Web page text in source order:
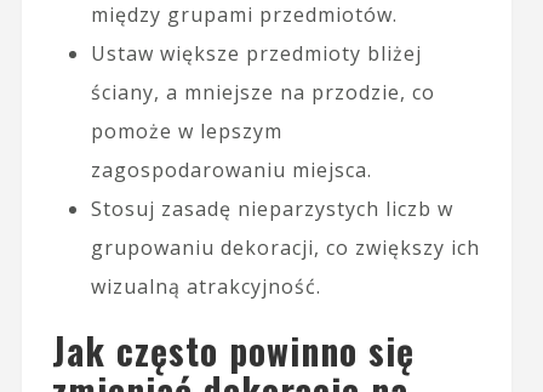
między grupami przedmiotów.
Ustaw większe przedmioty bliżej
ściany, a mniejsze na przodzie, co
pomoże w lepszym
zagospodarowaniu miejsca.
Stosuj zasadę nieparzystych liczb w
grupowaniu dekoracji, co zwiększy ich
wizualną atrakcyjność.
Jak często powinno się